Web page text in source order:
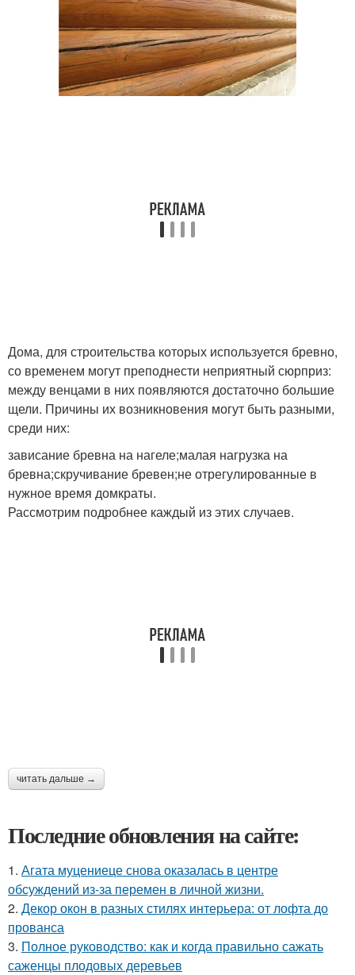
Дома, для строительства которых используется бревно,
со временем могут преподнести неприятный сюрприз:
между венцами в них появляются достаточно большие
щели. Причины их возникновения могут быть разными,
среди них:
зависание бревна на нагеле;малая нагрузка на
бревна;скручивание бревен;не отрегулированные в
нужное время домкраты.
Рассмотрим подробнее каждый из этих случаев.
читать дальше →
Последние обновления на сайте:
1. Агата муцениеце снова оказалась в центре
обсуждений из-за перемен в личной жизни.
2. Декор окон в разных стилях интерьера: от лофта до
прованса
3. Полное руководство: как и когда правильно сажать
саженцы плодовых деревьев